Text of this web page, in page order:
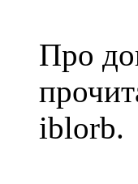
Про
iblorb.